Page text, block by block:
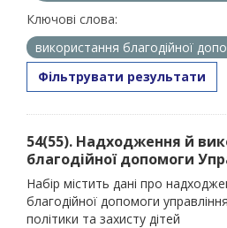
Ключові слова:
використання благодійної
Фільтрувати результати
54(55). Надходження й
благодійної допомоги
Набір містить дані про
благодійної допомоги
політики та захисту дітей